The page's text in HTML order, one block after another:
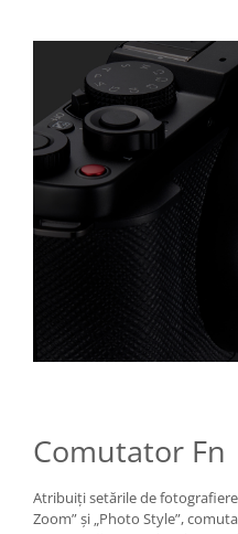
Comutator Fn
Atribuiți setările de
Zoom” și „Photo Style”,